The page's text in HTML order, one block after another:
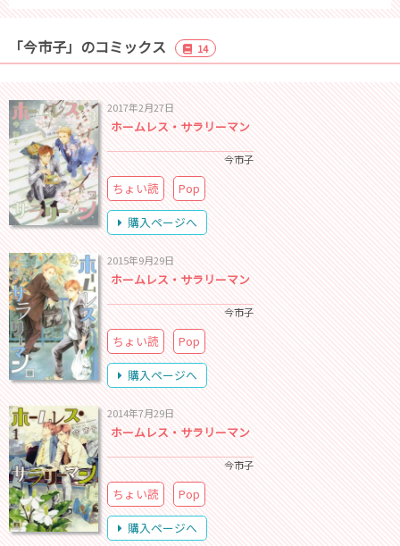
「今市子」のコミックス 14
2017年2月27日
ホームレス・サラリーマン
今市子
ちょい読
Pop
購入ページへ
2015年9月29日
ホームレス・サラリーマン
今市子
ちょい読
Pop
購入ページへ
2014年7月29日
ホームレス・サラリーマン
今市子
ちょい読
Pop
購入ページへ